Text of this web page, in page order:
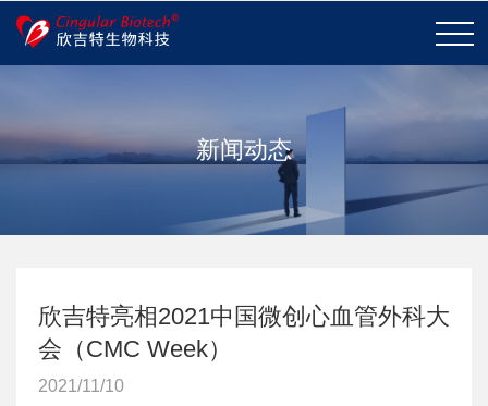
企业愿景
发展历程
联系我们 加入我们
心脏瓣膜置换 心脏瓣膜修复
组织修复
其他
新闻动态
欣吉特亮相2021中国微创心血管外科大
会（CMC Week）
2021/11/10